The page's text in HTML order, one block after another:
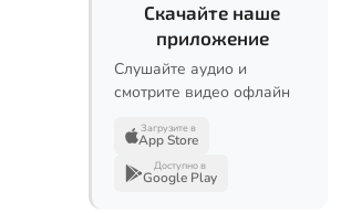
Скачайте наше
приложение
Слушайте аудио и
смотрите видео офлайн
Загрузите в
App Store
Доступно в
Google Play